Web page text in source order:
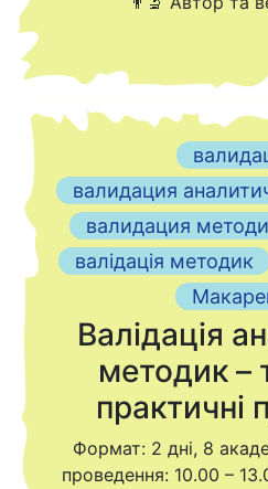
валидация
валидация
валідація методик
Валідація
методик –
практичні
Формат: 2 дні, 8
проведення: 10.00 –